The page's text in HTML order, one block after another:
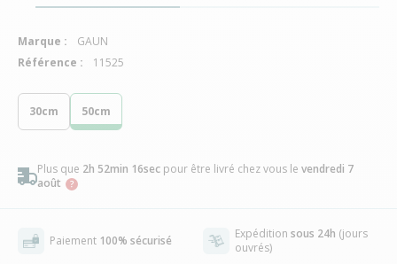
30cm 50cm
Plus que 2h 52min 15sec pour être livré chez vous le vendredi 7
août
Paiement 100% sécurisé Expédition sous 24h (jours
ouvrés)
Marque :
GAUN
Référence :
11525